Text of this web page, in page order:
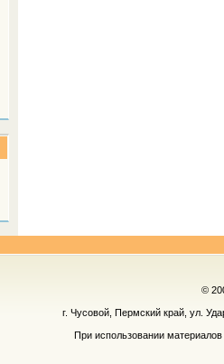
©
г. Чусовой, Пермский край, ул.
При использовании